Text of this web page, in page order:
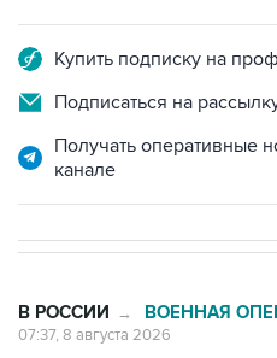
Купить подписку на
Подписаться на
Получать оперативные
канале
В РОССИИ → ВОЕННАЯ
07:37, 8 августа 2026